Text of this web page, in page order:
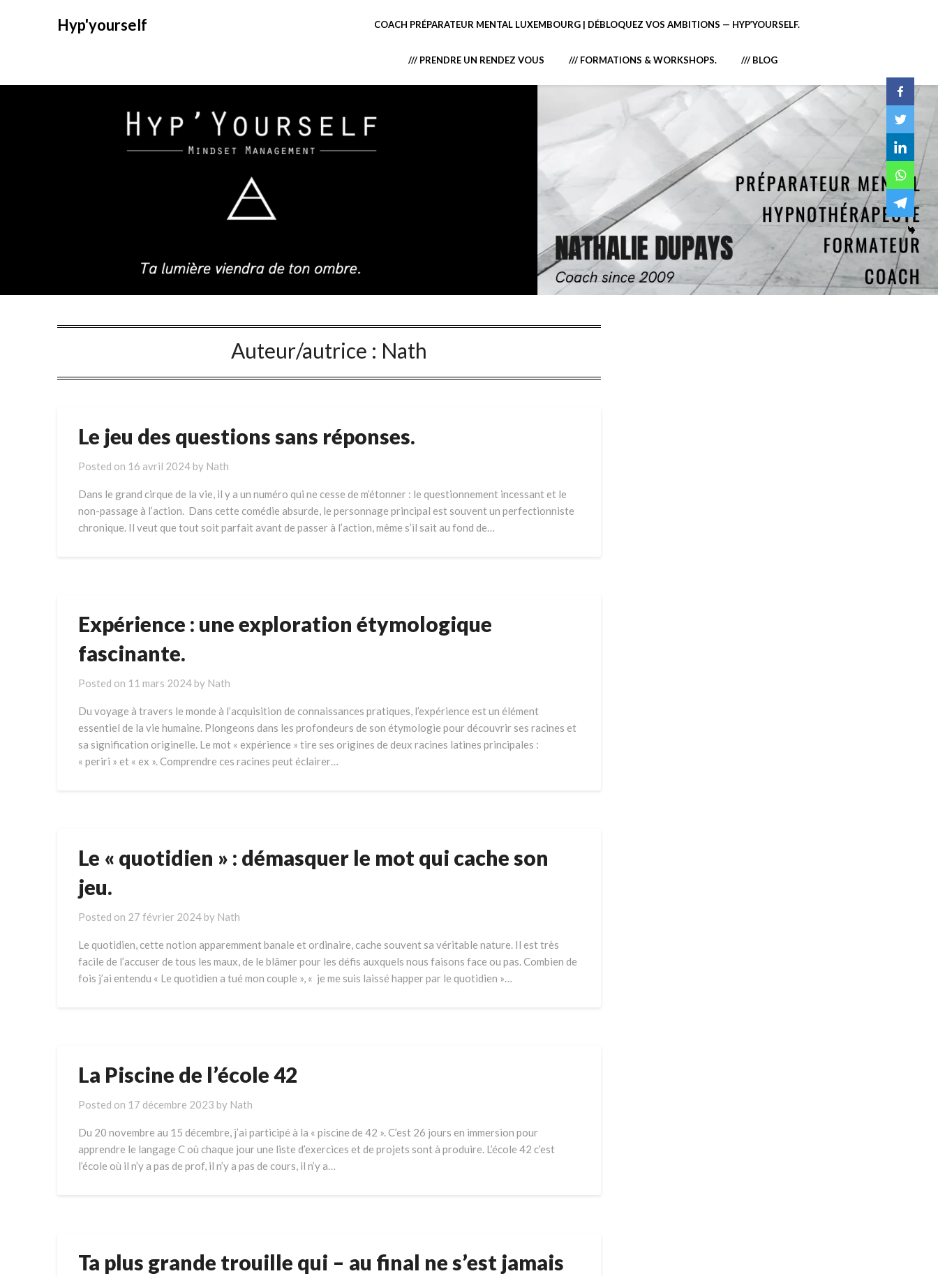
Hyp'yourself COACH PRÉPARATEUR MENTAL LUXEMBOURG | DÉBLOQUEZ VOS AMBITIONS — HYP’YOURSELF.
/// PRENDRE UN RENDEZ VOUS /// FORMATIONS & WORKSHOPS. /// BLOG
Auteur/autrice : Nath
Le jeu des questions sans réponses.
Posted on 16 avril 2024 by Nath
Dans le grand cirque de la vie, il y a un numéro qui ne cesse de m’étonner : le questionnement incessant et le
non-passage à l’action. Dans cette comédie absurde, le personnage principal est souvent un perfectionniste
chronique. Il veut que tout soit parfait avant de passer à l’action, même s’il sait au fond de…
Expérience : une exploration étymologique
fascinante.
Posted on 11 mars 2024 by Nath
Du voyage à travers le monde à l’acquisition de connaissances pratiques, l’expérience est un élément
essentiel de la vie humaine. Plongeons dans les profondeurs de son étymologie pour découvrir ses racines et
sa signification originelle. Le mot « expérience » tire ses origines de deux racines latines principales :
« periri » et « ex ». Comprendre ces racines peut éclairer…
Le « quotidien » : démasquer le mot qui cache son
jeu.
Posted on 27 février 2024 by Nath
Le quotidien, cette notion apparemment banale et ordinaire, cache souvent sa véritable nature. Il est très
facile de l’accuser de tous les maux, de le blâmer pour les défis auxquels nous faisons face ou pas. Combien de
fois j’ai entendu « Le quotidien a tué mon couple », « je me suis laissé happer par le quotidien »…
La Piscine de l’école 42
Posted on 17 décembre 2023 by Nath
Du 20 novembre au 15 décembre, j’ai participé à la « piscine de 42 ». C’est 26 jours en immersion pour
apprendre le langage C où chaque jour une liste d’exercices et de projets sont à produire. L’école 42 c’est
l’école où il n’y a pas de prof, il n’y a pas de cours, il n’y a…
Ta plus grande trouille qui – au final ne s’est jamais